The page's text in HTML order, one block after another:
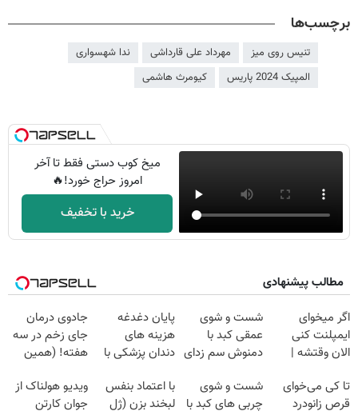
برچسب‌ها
تنیس روی میز مهرداد علی قارداشی
ندا شهسواری
المپیک 2024 پاریس
کیومرث هاشمی
میخ کوب دستی فقط تا آخر
امروز حراج خورد!🔥
خرید با تخفیف
مطالب پیشنهادی
اگر میخوای
ایمپلنت کنی
الان وقتشه |
میلیون تومان!!!
شست و شوی
عمقی کبد با
دمنوش سم زدای
پایان دغدغه
هزینه های
دندان پزشکی با
خانگی
جادوی درمان
جای زخم در سه
هفته! (همین
صحبت کنید)
تا کی می‌خوای
قرص زانودرد
شست و شوی
چربی های کبد با
با اعتماد بنفس
لبخند بزن (ژل
ویدیو هولناک از
جوان کارتن